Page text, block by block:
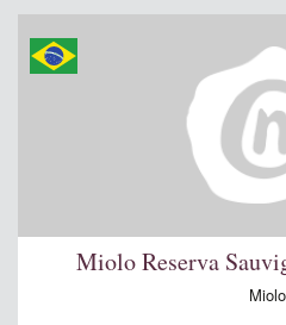
Miolo Reserva
Miolo